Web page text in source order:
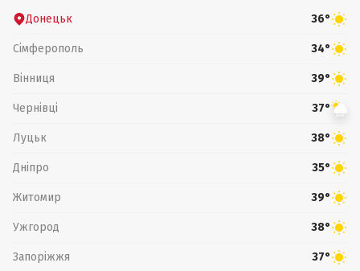
Донецьк 36°
Сімферополь 34°
Вінниця 39°
Чернівці 37°
Луцьк 38°
Дніпро 35°
Житомир 39°
Ужгород 38°
Запоріжжя 37°